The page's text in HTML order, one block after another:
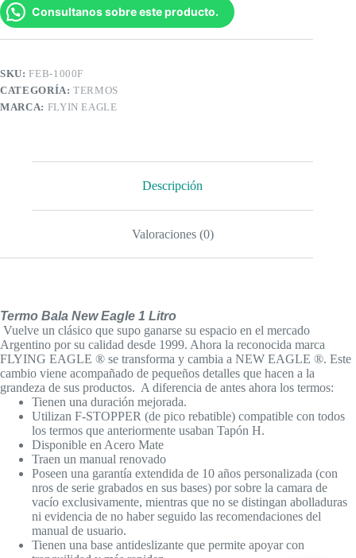
Litro
cantidad
Consultanos sobre este producto.
SKU:FEB-1000F
CATEGORÍA:TERMOS
MARCA: FLYIN EAGLE
Descripción
Valoraciones (0)
Termo Bala New Eagle 1 Litro
Vuelve un clásico que supo ganarse su espacio en el mercado
Argentino por su calidad desde 1999. Ahora la reconocida marca
FLYING EAGLE ® se transforma y cambia a NEW EAGLE ®. Este
cambio viene acompañado de pequeños detalles que hacen a la
grandeza de sus productos. A diferencia de antes ahora los termos:
Tienen una duración mejorada.
Utilizan F-STOPPER (de pico rebatible) compatible con todos
los termos que anteriormente usaban Tapón H.
Disponible en Acero Mate
Traen un manual renovado
Poseen una garantía extendida de 10 años personalizada (con
nros de serie grabados en sus bases) por sobre la camara de
vacío exclusivamente, mientras que no se distingan abolladuras
ni evidencia de no haber seguido las recomendaciones del
manual de usuario.
Tienen una base antideslizante que permite apoyar con